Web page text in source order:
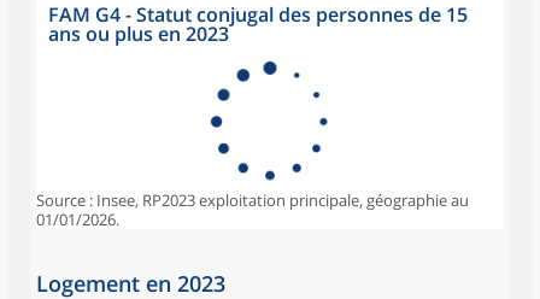
FAM G4 - Statut conjugal des personnes de 15
ans ou plus en 2023
Source : Insee, RP2023 exploitation principale, géographie au
01/01/2026.
Logement en 2023